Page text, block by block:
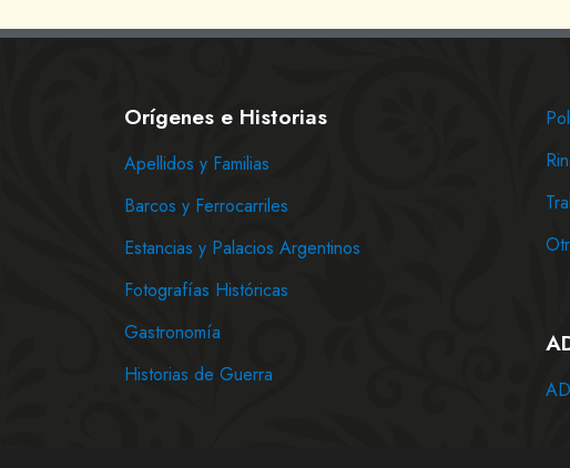
Orígenes e Historias
Apellidos y Familias
Barcos y Ferrocarriles
Estancias y Palacios Argentinos
Fotografías Históricas
Gastronomía
Historias de Guerra